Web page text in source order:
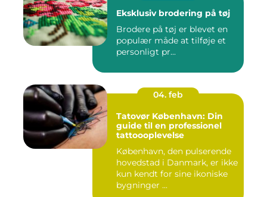
Eksklusiv brodering på tøj
Brodere på tøj er blevet en
populær måde at tilføje et
personligt pr...
04. feb
Tatovør København: Din
guide til en professionel
tattoooplevelse
København, den pulserende
hovedstad i Danmark, er ikke
kun kendt for sine ikoniske
bygninger ...